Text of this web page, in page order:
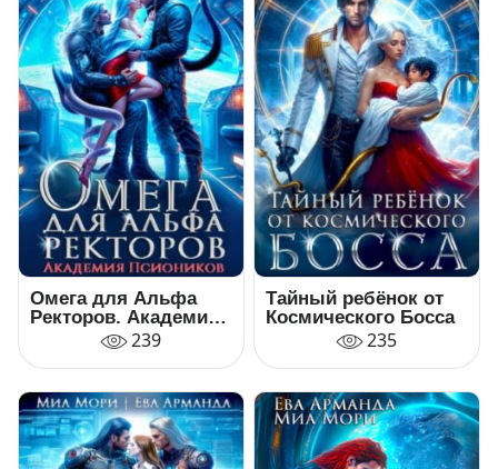
Омега для Альфа
Ректоров. Академия
Псиоников 239
Тайный ребёнок от
Космического Босса
235